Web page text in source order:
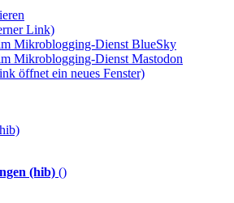
Link)
Mikroblogging-Dienst BlueSky
Mikroblogging-Dienst Mastodon
öffnet ein neues Fenster)
(hib) ()